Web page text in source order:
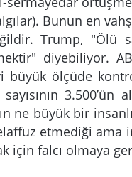
Bunun en
Trump, "Ölü
diyebiliyor.
büyük ölçüde
3.500’ün
ne büyük bir
etmediği
için falcı olmaya